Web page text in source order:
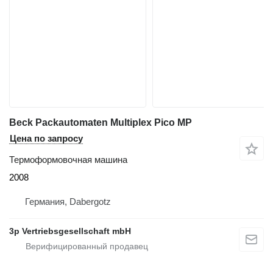
Beck Packautomaten Multiplex Pico MP
Цена по запросу
Термоформовочная машина
2008
Германия, Dabergotz
3p Vertriebsgesellschaft mbH